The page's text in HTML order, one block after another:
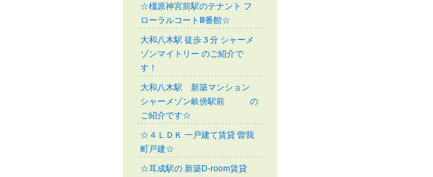
☆橿原神宮前駅のテナント フ
ローラルコートⅢ番館☆
大和八木駅 徒歩３分 シャーメ
ゾンマイトリー のご紹介で
す！
大和八木駅 新築マンション
シャーメゾン畝傍駅前 の
ご紹介です☆
☆４ＬＤＫ 一戸建て賃貸 曽我
町戸建☆
☆耳成駅の 新築D-room賃貸